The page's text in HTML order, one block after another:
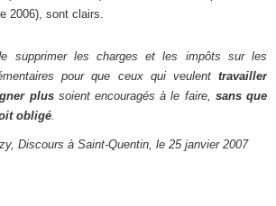
2006), sont clairs.
supprimer les charges et les impôts sur les
pour que ceux qui veulent travailler
plussoient encouragés à le faire, sans que
obligé
Discours à Saint-Quentin, le 25 janvier 2007